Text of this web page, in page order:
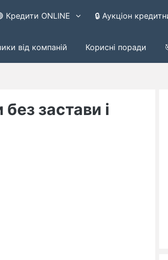
Кредити ONLINE 🔒 Аукціон
від компаній Корисні поради
застави і